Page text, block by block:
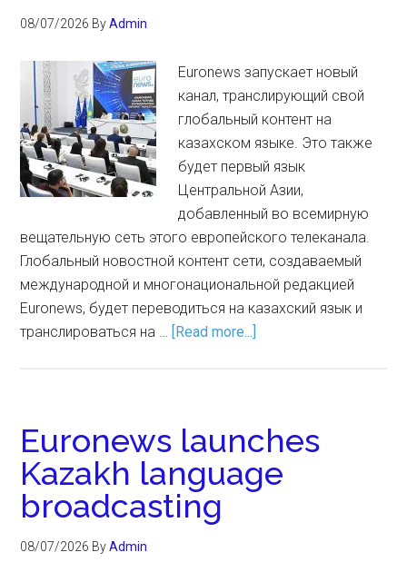
08/07/2026 ByAdmin
Euronews запускает новый
канал, транслирующий свой
глобальный контент на
казахском языке. Это также
будет первый язык
Центральной Азии,
добавленный во всемирную
вещательную сеть этого европейского телеканала.
Глобальный новостной контент сети, создаваемый
международной и многонациональной редакцией
Euronews, будет переводиться на казахский язык и
транслироваться на … [Read more...]
Euronews launches
Kazakh language
broadcasting
08/07/2026 ByAdmin